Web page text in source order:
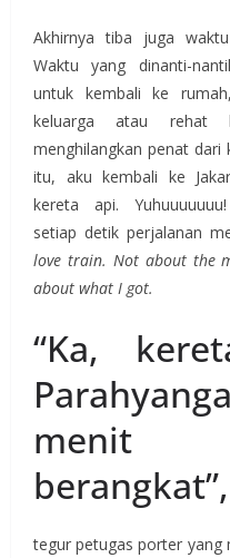
Akhirnya tiba juga
Waktu yang dinanti-
untuk kembali ke
keluarga atau rehat
menghilangkan penat dari
itu, aku kembali ke
kereta api.
setiap detik perjalanan
love train. Not about the
about what I got.
“Ka,
berangkat”,
tegur petugas porter yang